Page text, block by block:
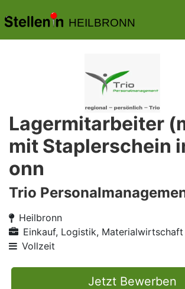
HEILBRONN
Lagermitarbeiter
mit Staplerschein
onn
Trio
Heilbronn
Einkauf, Logistik, Materialwirtschaft
Vollzeit
Jetzt Bewerben